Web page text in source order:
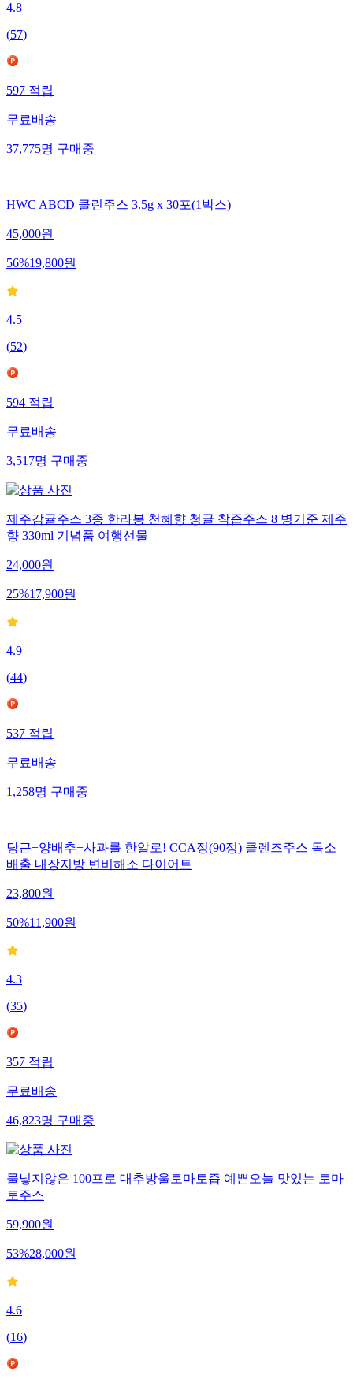
4.8
(57)
597 적립
무료배송
37,775명 구매중
HWC ABCD 클린주스 3.5g x 30포(1박스)
45,000원
56%19,800원
4.5
(52)
594적립
무료배송
3,517명구매중
제주감귤주스 3종 한라봉 천혜향 청귤 착즙주스 8 병기준 제주
향 330ml 기념품 여행선물
24,000원
25%17,900원
4.9
(44)
537적립
무료배송
1,258명구매중
당근+양배추+사과를 한알로! CCA정(90정) 클렌즈주스 독소
배출 내장지방 변비해소 다이어트
23,800원
50%11,900원
4.3
(35)
357적립
무료배송
46,823명구매중
물넣지않은 100프로 대추방울토마토즙 예쁜오늘 맛있는 토마
토주스
59,900원
53%28,000원
4.6
(16)